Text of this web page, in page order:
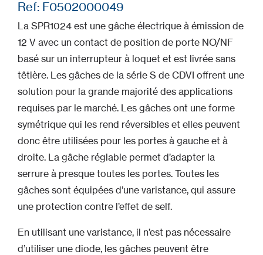
Ref: F0502000049
La SPR1024 est une gâche électrique à émission de
12 V avec un contact de position de porte NO/NF
basé sur un interrupteur à loquet et est livrée sans
têtière. Les gâches de la série S de CDVI offrent une
solution pour la grande majorité des applications
requises par le marché. Les gâches ont une forme
symétrique qui les rend réversibles et elles peuvent
donc être utilisées pour les portes à gauche et à
droite. La gâche réglable permet d’adapter la
serrure à presque toutes les portes. Toutes les
gâches sont équipées d’une varistance, qui assure
une protection contre l’effet de self.
En utilisant une varistance, il n’est pas nécessaire
d’utiliser une diode, les gâches peuvent être